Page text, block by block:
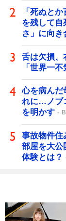
「死ぬと
を残して
さ」に向き
舌は欠損
「世界一
心を病んだ
れに…ノブ
を明かす
事故物件住
部屋を大
体験とは？